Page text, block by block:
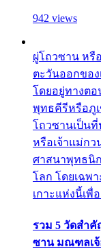
942 views
ผู่โถวซาน หรื
ตะวันออกของ
โดยอยู่ทางตอ
พุทธคีรีหรือภู
โถวซานเป็น
หรือเจ้าแม่ก
ศาสนาพุทธนิ
โลก โดยเฉพ
เกาะแห่งนี้เ
รวม 5 วัดสำคั
ซาน มณฑลเจ้